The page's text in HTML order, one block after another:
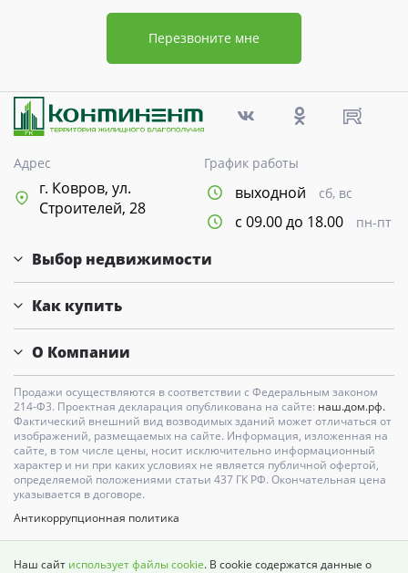
Перезвоните мне
Адрес
г. Ковров, ул.
Строителей, 28
График работы
выходной сб, вс
с 09.00 до 18.00 пн-пт
Выбор недвижимости
Как купить
О Компании
Продажи осуществляются в соответствии с Федеральным законом
214-Ф3. Проектная декларация опубликована на сайте: наш.дом.рф.
Фактический внешний вид возводимых зданий может отличаться от
изображений, размещаемых на сайте. Информация, изложенная на
сайте, в том числе цены, носит исключительно информационный
характер и ни при каких условиях не является публичной офертой,
определяемой положениями статьи 437 ГК РФ. Окончательная цена
указывается в договоре.
Антикоррупционная политика
Наш сайт использует файлы cookie. В cookie содержатся данные о